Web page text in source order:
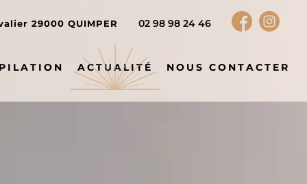
29000 QUIMPER 02 98 98 24 46
ACTUALITÉ NOUS CONTACTER